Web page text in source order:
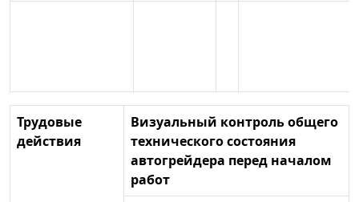
Трудовые
действия
Визуальный контроль общего
технического состояния
автогрейдера перед началом
работ